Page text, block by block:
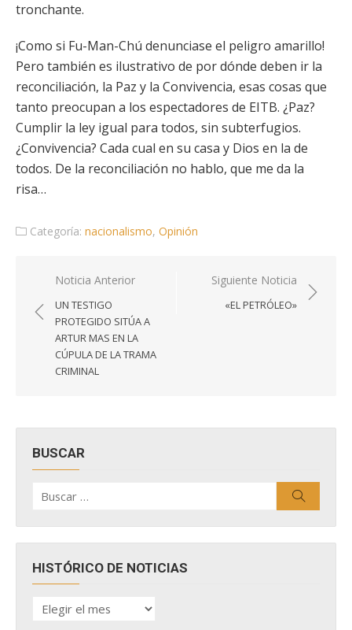
tronchante.
¡Como si Fu-Man-Chú denunciase el peligro amarillo!
Pero también es ilustrativo de por dónde deben ir la
reconciliación, la Paz y la Convivencia, esas cosas que
tanto preocupan a los espectadores de EITB. ¿Paz?
Cumplir la ley igual para todos, sin subterfugios.
¿Convivencia? Cada cual en su casa y Dios en la de
todos. De la reconciliación no hablo, que me da la
risa…
Categoría: nacionalismo, Opinión
Navegación
de
entradas
Noticia Anterior
UN TESTIGO
PROTEGIDO SITÚA A
ARTUR MAS EN LA
CÚPULA DE LA TRAMA
CRIMINAL
Siguiente Noticia
«EL PETRÓLEO»
BUSCAR
por:
HISTÓRICO DE NOTICIAS
HISTÓRICO
DE